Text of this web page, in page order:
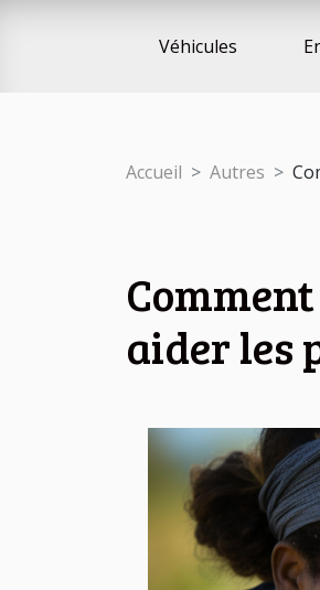
Véhicules
Accueil Autres
aider les